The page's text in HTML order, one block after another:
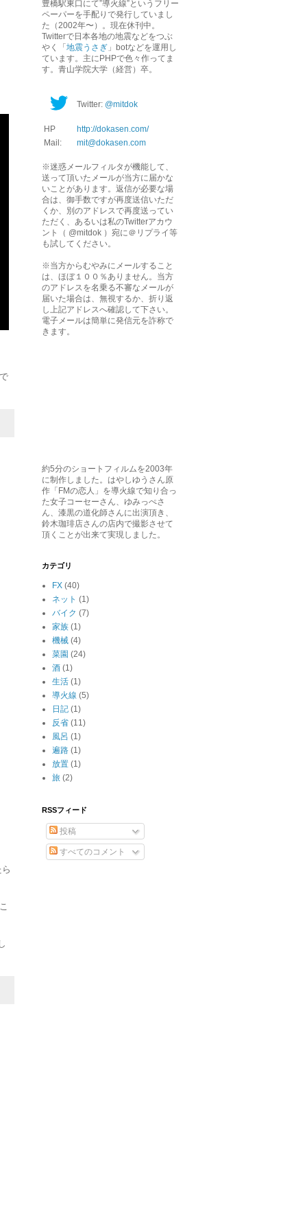
豊橋駅東口にて”導火線”というフリー
ペーパーを手配りで発行していまし
た（2002年〜）。現在休刊中。
Twitterで日本各地の地震などをつぶ
やく「 地震うさぎ 」botなどを運用し
ています。主にPHPで色々作ってま
す。青山学院大学（経営）卒。
Twitter: @mitdok
HP
http://dokasen.com/
Mail:
mit@dokasen.com
※迷惑メールフィルタが機能して、
送って頂いたメールが当方に届かな
いことがあります。返信が必要な場
合は、御手数ですが再度送信いただ
くか、別のアドレスで再度送ってい
ただく、あるいは私のTwitterアカウ
ント（ @mitdok ）宛に＠リプライ等
も試してください。
※当方からむやみにメールすること
は、ほぼ１００％ありません。当方
のアドレスを名乗る不審なメールが
届いた場合は、無視するか、折り返
し上記アドレスへ確認して下さい。
電子メールは簡単に発信元を詐称で
きます。
約5分のショートフィルムを2003年
に制作しました。はやしゆうさん原
作「FMの恋人」を導火線で知り合っ
た女子コーセーさん、ゆみっぺさ
ん、漆黒の道化師さんに出演頂き、
鈴木珈琲店さんの店内で撮影させて
頂くことが出来て実現しました。
カテゴリ
FX (40)
ネット (1)
バイク (7)
家族 (1)
機械 (4)
菜園 (24)
酒 (1)
生活 (1)
導火線 (5)
日記 (1)
反省 (11)
風呂 (1)
遍路 (1)
放置 (1)
旅 (2)
RSSフィード
投稿
すべてのコメント